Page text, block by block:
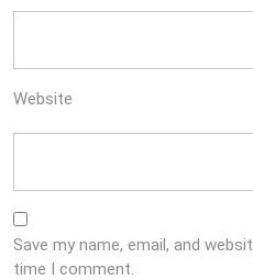
Website
Save my name, email, and
time I comment.